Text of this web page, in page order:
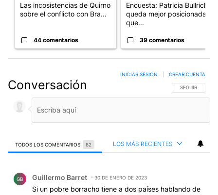
Las incosistencias de Quirno
sobre el conflicto con Bra...
44 comentarios
Encuesta: Patricia Bullrich
queda mejor posicionada
que...
39 comentarios
Conversación SIGA ESTA
SEGUIR
INICIAR SESIÓN CREAR CUENTA
TODOS LOS COMENTARIOS 82 LOS MÁS RECIENTES
GB Guillermo Barret 30 DE ENERO DE 2023
Si un pobre borracho tiene a dos países hablando de